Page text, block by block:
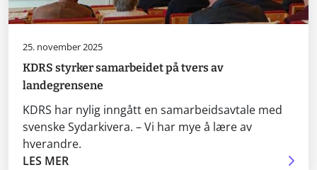
25. november 2025
KDRS styrker samarbeidet på tvers av
landegrensene
KDRS har nylig inngått en samarbeidsavtale med
svenske Sydarkivera. – Vi har mye å lære av
hverandre.
LES MER